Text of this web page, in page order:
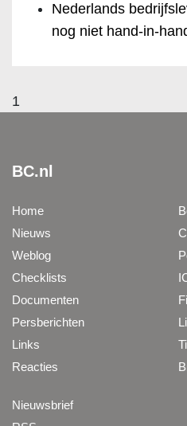
Nederlands
nog niet hand-in-
1
BC.nl
Home
Nieuws
Weblog
Checklists
Documenten
Persberichten
Links
Reacties
Nieuwsbrief